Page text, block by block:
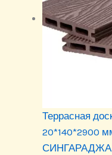
Террасная
20*140*2900
СИНГАРАДЖА,